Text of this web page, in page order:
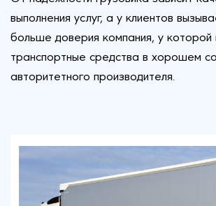
выполнения услуг, а у клиентов
больше доверия компания, у которой
транспортные средства в хорошем
авторитетного производителя.